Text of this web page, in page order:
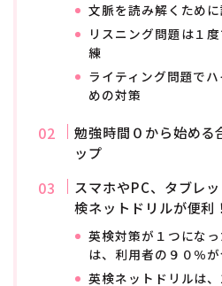
子ども英会話講師インストラク
実際に合格者を輩出している英
みなさんの悩みの解決、未来
ています。
このサイトを運営しながら、大
も執筆しています。
仕事の依頼は、お問い合わせフ
願いします。
プロフィールを読む
文脈を読み解くため
リスニング問題は１
練
ライティング問題で
めの対策
勉強時間０から始める
ップ
スマホやPC、タブレ
検ネットドリルが便利！
英検対策が１つにな
は、利用者の９０％
英検ネットドリルは